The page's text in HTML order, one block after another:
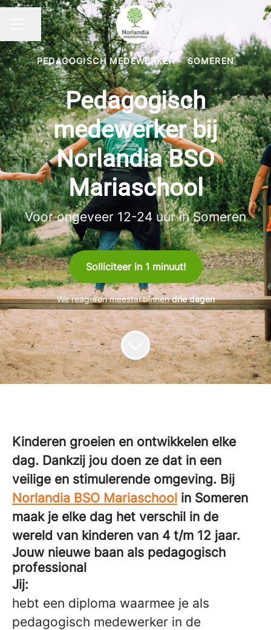
CARRIÈREMENU
Pagina delen
PEDAGOGISCH MEDEWERKER · SOMEREN
Pedagogisch
medewerker bij
Norlandia BSO
Mariaschool
Voor ongeveer 12-24 uur in Someren
Solliciteer in 1 minuut!
We reageren meestal binnendrie dagen
Kinderen groeien en ontwikkelen elke
dag. Dankzij jou doen ze dat in een
veilige en stimulerende omgeving. Bij
Norlandia BSO Mariaschool in Someren
maak je elke dag het verschil in de
wereld van kinderen van 4 t/m 12 jaar.
Jouw nieuwe baan als pedagogisch
professional
Jij:
hebt een diploma waarmee je als
pedagogisch medewerker in de